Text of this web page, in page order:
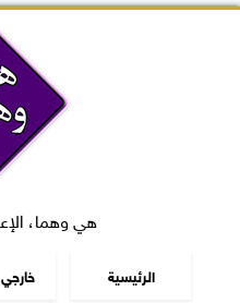
هي وهما،
الرئيسية